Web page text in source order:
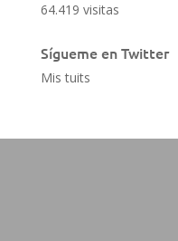
64.419 visitas
Sígueme en Twitter
Mis tuits